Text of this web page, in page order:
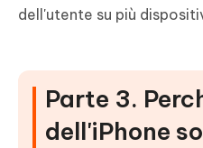
dell'utente su più
Parte 3.
dell'iPhone